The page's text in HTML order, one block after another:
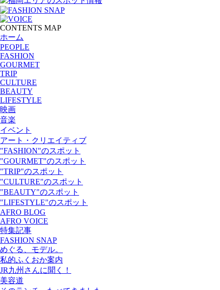
CONTENTS MAP
ホーム
PEOPLE
FASHION
GOURMET
TRIP
CULTURE
BEAUTY
LIFESTYLE
映画
音楽
イベント
アート・クリエイティブ
"FASHION"のスポット
"GOURMET"のスポット
"TRIP"のスポット
"CULTURE"のスポット
"BEAUTY"のスポット
"LIFESTYLE"のスポット
AFRO BLOG
AFRO VOICE
特集記事
FASHION SNAP
めぐる、モデル。
私的ふくおか案内
JR九州さんに聞く！
美容道